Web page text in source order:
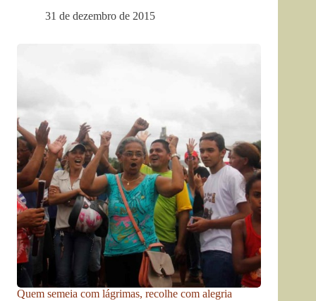
31 de dezembro de 2015
Quem semeia com lágrimas, recolhe com alegria